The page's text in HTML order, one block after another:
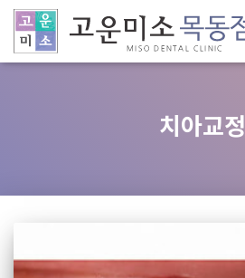
치아교정